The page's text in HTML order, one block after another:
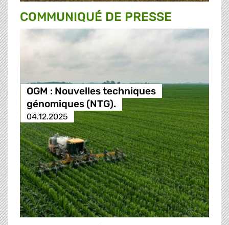
COMMUNIQUÉ DE PRESSE
OGM : Nouvelles techniques
génomiques (NTG).
04.12.2025